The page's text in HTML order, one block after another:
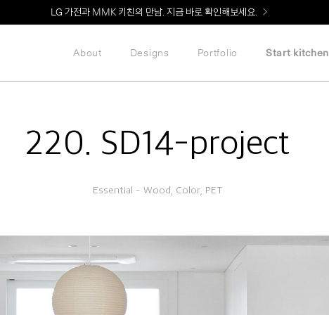
Welcome! 신규 회원가입 시 MMK Shop Coupon (총 60만원) 지급
About Designs Portfolio Start kitchen
220. SD14-project
Essential - Wood, Color, PET